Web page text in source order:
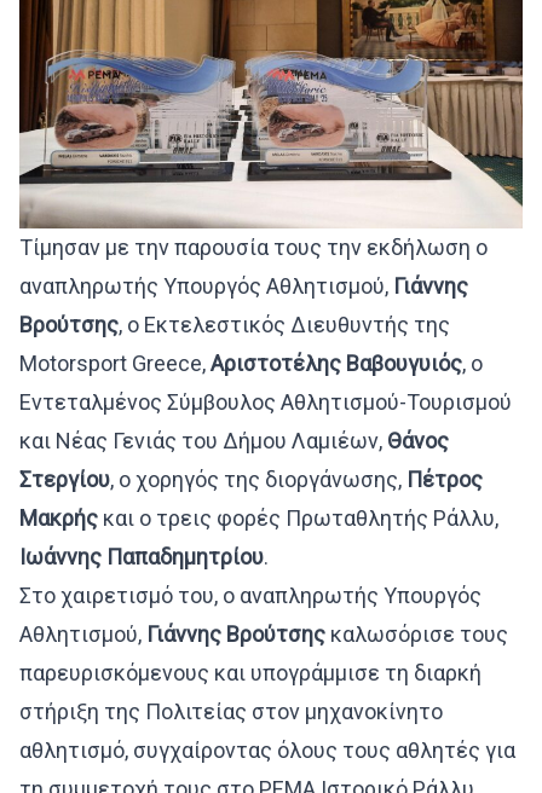
Τίμησαν με την παρουσία τους την εκδήλωση ο
αναπληρωτής Υπουργός Αθλητισμού, Γιάννης
Βρούτσης, ο Εκτελεστικός Διευθυντής της
Motorsport Greece,Αριστοτέλης Βαβουγυιός, ο
Εντεταλμένος Σύμβουλος Αθλητισμού-Τουρισμού
και Νέας Γενιάς του Δήμου Λαμιέων, Θάνος
Στεργίου, ο χορηγός της διοργάνωσης, Πέτρος
Μακρής και ο τρεις φορές Πρωταθλητής Ράλλυ,
Ιωάννης Παπαδημητρίου.
Στο χαιρετισμό του, ο αναπληρωτής Υπουργός
Αθλητισμού, Γιάννης Βρούτσης καλωσόρισε τους
παρευρισκόμενους και υπογράμμισε τη διαρκή
στήριξη της Πολιτείας στον μηχανοκίνητο
αθλητισμό, συγχαίροντας όλους τους αθλητές για